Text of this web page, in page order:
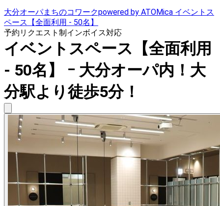
大分オーパまちのコワークpowered by ATOMica イベントス
ペース【全面利用 - 50名】
予約リクエスト制インボイス対応
イベントスペース【全面利用
- 50名】 ｰ 大分オーパ内！大
分駅より徒歩5分！